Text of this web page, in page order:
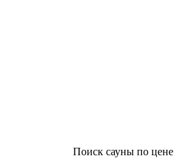
Поиск сауны по цене